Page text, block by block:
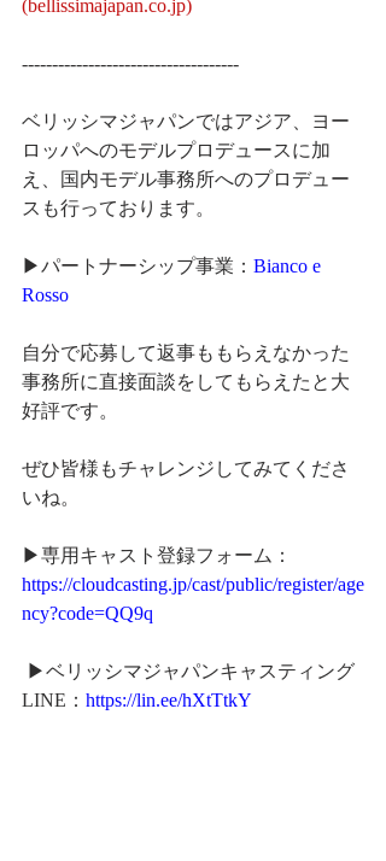
(bellissimajapan.co.jp)
------------------------------------
ベリッシマジャパンではアジア、ヨー
ロッパへのモデルプロデュースに加
え、国内モデル事務所へのプロデュー
スも行っております。
▶パートナーシップ事業： Bianco e
Rosso
自分で応募して返事ももらえなかった
事務所に直接面談をしてもらえたと大
好評です。
ぜひ皆様もチャレンジしてみてくださ
いね。
▶︎専用キャスト登録フォーム：
https://cloudcasting.jp/cast/public/register/age
ncy?code=QQ9q
LINE： https://lin.ee/hXtTtkY